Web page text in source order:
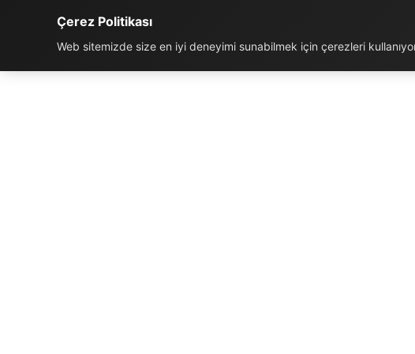
Çerez Politikası
Web sitemizde size en iyi deneyimi sunabilmek için çerezleri